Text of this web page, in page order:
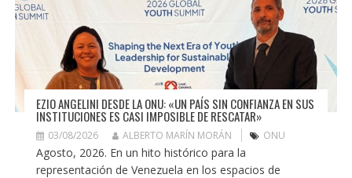
EZIO ANGELINI DESDE LA ONU: «UN PAÍS SIN CONFIANZA EN SUS
INSTITUCIONES ES CASI IMPOSIBLE DE RESCATAR»
03/08/2026 ALBERTO MARÍN MORÁN ONU
Agosto, 2026. En un hito histórico para la
representación de Venezuela en los espacios de